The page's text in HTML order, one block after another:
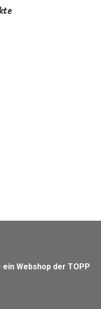
ein Webshop der TOPP